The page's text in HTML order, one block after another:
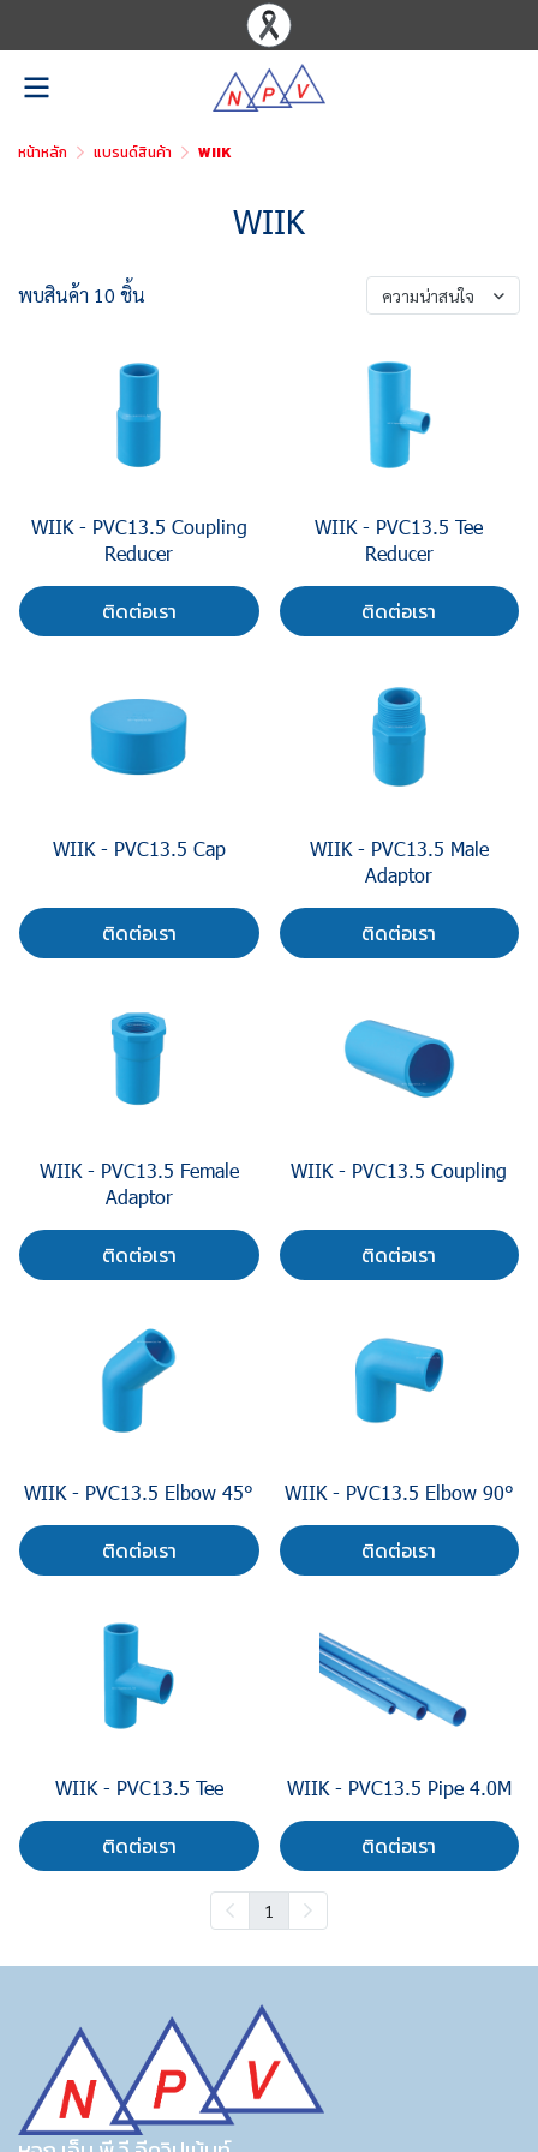
หน้าหลัก แบรนด์สินค้า WIIK
WIIK
พบสินค้า 10 ชิ้น ความน่าสนใจ
WIIK - PVC13.5 Coupling
Reducer
ติดต่อเรา
WIIK - PVC13.5 Tee
Reducer
ติดต่อเรา
WIIK - PVC13.5 Cap
ติดต่อเรา
WIIK - PVC13.5 Male
Adaptor
ติดต่อเรา
WIIK - PVC13.5 Female
Adaptor
ติดต่อเรา
WIIK - PVC13.5 Coupling
ติดต่อเรา
WIIK - PVC13.5 Elbow 45°
ติดต่อเรา
WIIK - PVC13.5 Elbow 90°
ติดต่อเรา
WIIK - PVC13.5 Tee
ติดต่อเรา
WIIK - PVC13.5 Pipe 4.0M
ติดต่อเรา
1